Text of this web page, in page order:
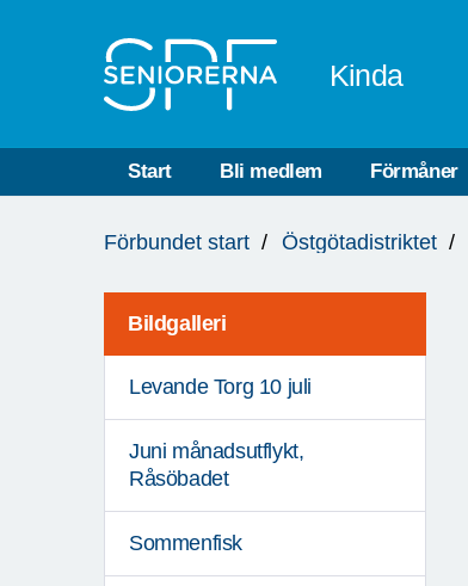
Kinda
Start Bli medlem Förmåner
är
Förbundet start Östgötadistriktet
Bildgalleri
Levande Torg 10 juli
Juni månadsutflykt,
Råsöbadet
Sommenfisk